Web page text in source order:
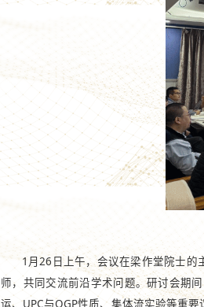
1月26日上午，会议在梁作堂院士
师，共同交流前沿学术问题。研讨会期
运、UPC与QGP性质、集体流实验等重